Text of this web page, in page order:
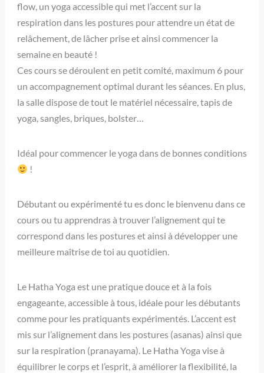
flow, un yoga accessible qui met l’accent sur la
respiration dans les postures pour attendre un état de
relâchement, de lâcher prise et ainsi commencer la
semaine en beauté !
Ces cours se déroulent en petit comité, maximum 6 pour
un accompagnement optimal durant les séances. En plus,
la salle dispose de tout le matériel nécessaire, tapis de
yoga, sangles, briques, bolster…
Idéal pour commencer le yoga dans de bonnes conditions
!
Débutant ou expérimenté tu es donc le bienvenu dans ce
cours ou tu apprendras à trouver l’alignement qui te
correspond dans les postures et ainsi à développer une
meilleure maîtrise de toi au quotidien.
Le Hatha Yoga est une pratique douce et à la fois
engageante, accessible à tous, idéale pour les débutants
comme pour les pratiquants expérimentés. L’accent est
mis sur l’alignement dans les postures (asanas) ainsi que
sur la respiration (pranayama). Le Hatha Yoga vise à
équilibrer le corps et l’esprit, à améliorer la flexibilité, la